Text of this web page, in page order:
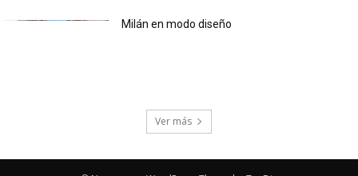
Milán en modo diseño
Ver más